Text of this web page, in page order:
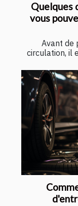
Quelques
vous
Avant de
circulation, il